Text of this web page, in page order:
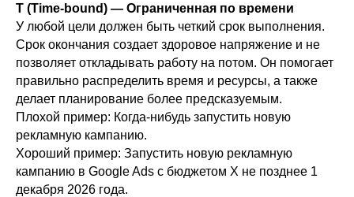
T (Time-bound) — Ограниченная по времени
У любой цели должен быть четкий срок выполнения.
Срок окончания создает здоровое напряжение и не
позволяет откладывать работу на потом. Он помогает
правильно распределить время и ресурсы, а также
делает планирование более предсказуемым.
Плохой пример: Когда-нибудь запустить новую
рекламную кампанию.
Хороший пример: Запустить новую рекламную
кампанию в Google Ads с бюджетом X не позднее 1
декабря 2026 года.